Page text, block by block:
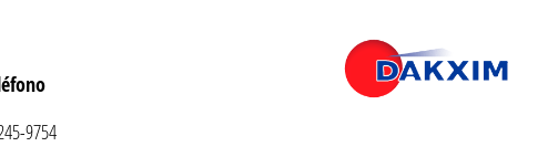
9754